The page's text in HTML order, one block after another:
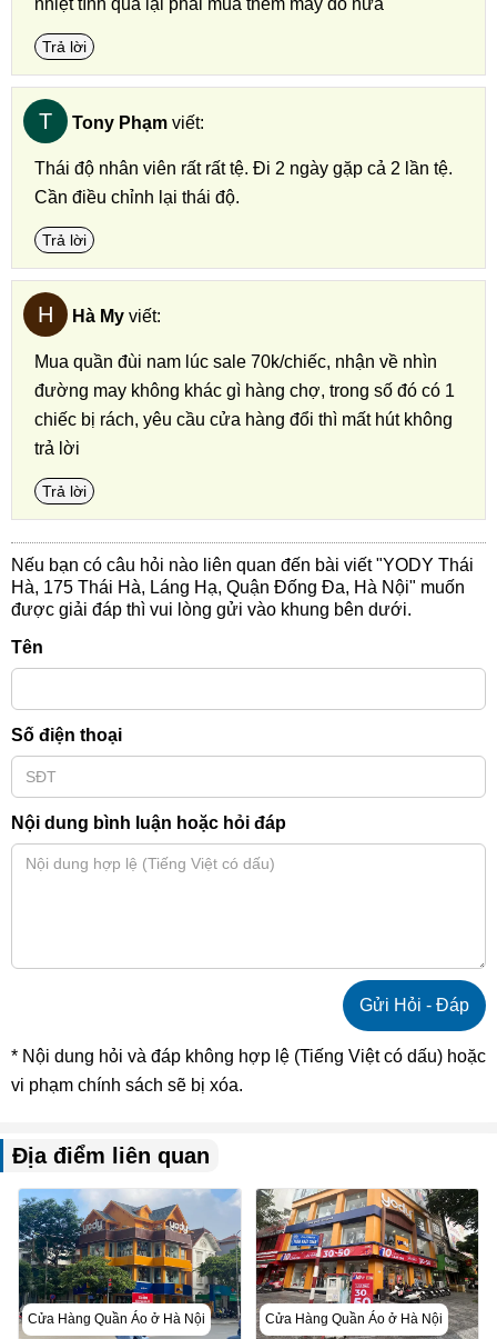
nhiệt tình quá lại phải mua thêm mấy đồ nữa
Trả lời
T Tony Phạm viết:
Thái độ nhân viên rất rất tệ. Đi 2 ngày gặp cả 2 lần tệ.
Cần điều chỉnh lại thái độ.
Trả lời
H Hà My viết:
Mua quần đùi nam lúc sale 70k/chiếc, nhận về nhìn
đường may không khác gì hàng chợ, trong số đó có 1
chiếc bị rách, yêu cầu cửa hàng đổi thì mất hút không
trả lời
Trả lời
Nếu bạn có câu hỏi nào liên quan đến bài viết "YODY Thái
Hà, 175 Thái Hà, Láng Hạ, Quận Đống Đa, Hà Nội" muốn
được giải đáp thì vui lòng gửi vào khung bên dưới.
Tên
Số điện thoại
Nội dung bình luận hoặc hỏi đáp
* Nội dung hỏi và đáp không hợp lệ (Tiếng Việt có dấu) hoặc
vi phạm chính sách sẽ bị xóa.
Địa điểm liên quan
Cửa Hàng Quần Áo ở Hà Nội Cửa Hàng Quần Áo ở Hà Nội